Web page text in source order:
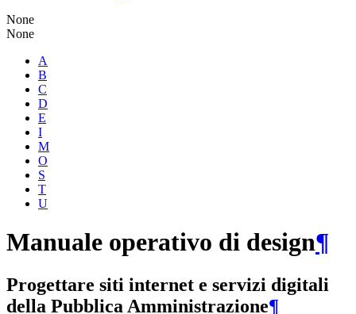
None
None
A
B
C
D
E
I
M
O
S
T
U
Manuale operativo di design¶
Progettare siti internet e servizi digitali
della Pubblica Amministrazione¶